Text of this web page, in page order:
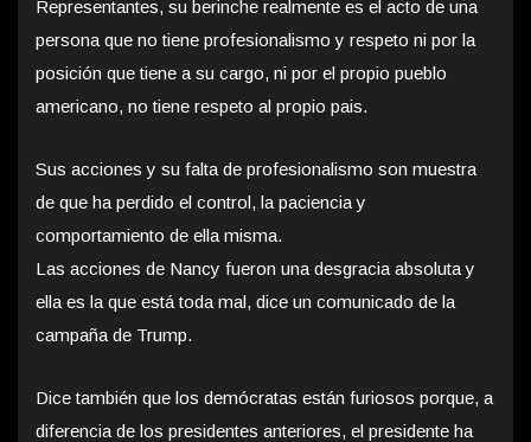
Representantes, su berinche realmente es el acto de una
persona que no tiene profesionalismo y respeto ni por la
posición que tiene a su cargo, ni por el propio pueblo
americano, no tiene respeto al propio pais.
Sus acciones y su falta de profesionalismo son muestra
de que ha perdido el control, la paciencia y
comportamiento de ella misma.
Las acciones de Nancy fueron una desgracia absoluta y
ella es la que está toda mal, dice un comunicado de la
campaña de Trump.
Dice también que los demócratas están furiosos porque, a
diferencia de los presidentes anteriores, el presidente ha